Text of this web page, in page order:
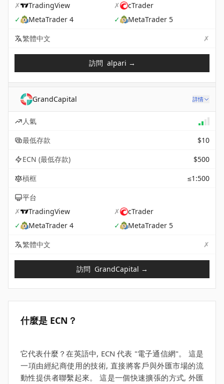
✗
TradingView ✗
cTrader
✓
MetaTrader 4 ✓
MetaTrader 5
繁體中文
✗
訪問 alpari →
GrandCapital 詳情
人氣
最低存款
$10
ECN (最低存款)
$500
槓框
≤1:500
平台
✗
TradingView ✗
cTrader
✓
MetaTrader 4 ✓
MetaTrader 5
繁體中文
✗
訪問 GrandCapital →
什麼是 ECN？
它代表什麼？在英語中, ECN 代表 "電子通信網"。 這是
一項由經紀商使用的技術, 直接將客戶與外匯市場的流
動性提供者聯繫起來。 這是一個快速擴張的方式, 外匯